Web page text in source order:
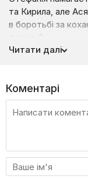
та Кирила, але
в боротьбі за
доньку?
Читати далі
Коментарі